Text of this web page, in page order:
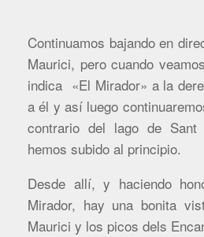
Continuamos bajando en
Maurici, pero cuando
indica «El Mirador» a la
a él y así luego
contrario del lago de
hemos subido al principio.
Desde allí, y haciendo
Mirador, hay una bonita
Maurici y los picos dels